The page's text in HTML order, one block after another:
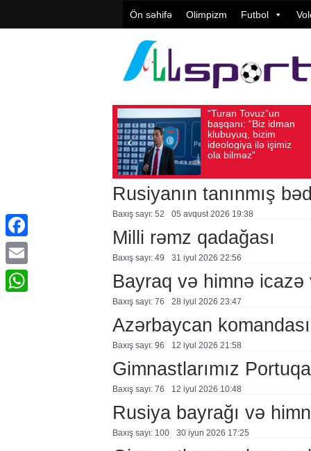
Ön səhifə Olimpizm Futbol
Vüqar Şükürov:
Təşkilatçılıq çox
yüksək
qiymətləndirilib
Baxış sayı: 106
Avqust 05, 2026
Rusiyanın tanınmış
Baxış sayı: 52 05 avqust 2026 19:38
Milli rəmz qadağası
Baxış sayı: 49 31 i̇yul 2026 22:56
Bayraq və himnə icazə
Baxış sayı: 76 28 i̇yul 2026 23:47
Azərbaycan
Baxış sayı: 96 12 i̇yul 2026 21:58
Gimnastlarımız
Baxış sayı: 76 12 i̇yul 2026 10:48
Rusiya bayrağı və
Baxış sayı: 100 30 i̇yun 2026 17:25
Facebook
Email